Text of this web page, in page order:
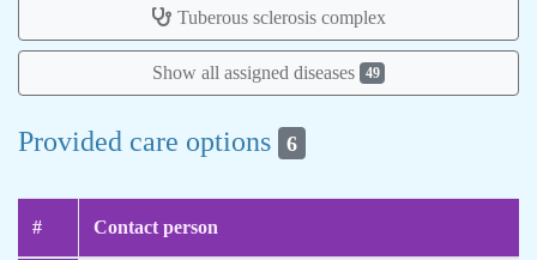
Tuberous sclerosis complex
Show all assigned diseases 49
Provided care options 6
# Contact person